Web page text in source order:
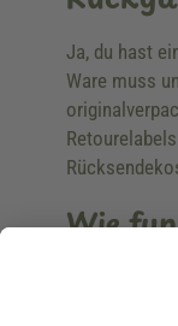
Ja, du hast
Ware muss
Wie